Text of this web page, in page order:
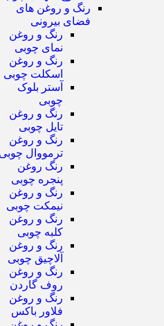
رنگ و روغن های
فضای بیرونی
رنگ و روغن
نمای چوبی
رنگ و روغن
اسکلت چوبی
آستر بلوک
چوبی
رنگ و روغن
تایل چوبی
رنگ و روغن
ترمووال چوبی
رنگ روغن
پنجره چوبی
رنگ و روغن
نیمکت چوبی
رنگ و روغن
کلبه چوبی
رنگ و روغن
آلاچیق چوبی
رنگ و روغن
روف گاردن
رنگ و روغن
فلاور باکس